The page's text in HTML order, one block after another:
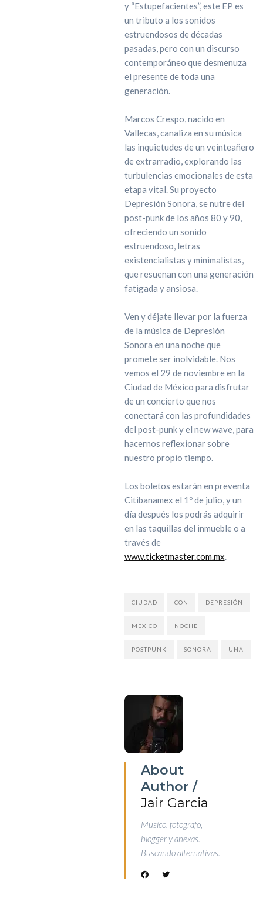
y “Estupefacientes”, este EP es
un tributo a los sonidos
estruendosos de décadas
pasadas, pero con un discurso
contemporáneo que desmenuza
el presente de toda una
generación.
Marcos Crespo, nacido en
Vallecas, canaliza en su música
las inquietudes de un veinteañero
de extrarradio, explorando las
turbulencias emocionales de esta
etapa vital. Su proyecto
Depresión Sonora, se nutre del
post-punk de los años 80 y 90,
ofreciendo un sonido
estruendoso, letras
existencialistas y minimalistas,
que resuenan con una generación
fatigada y ansiosa.
Ven y déjate llevar por la fuerza
de la música de Depresión
Sonora en una noche que
promete ser inolvidable. Nos
vemos el 29 de noviembre en la
Ciudad de México para disfrutar
de un concierto que nos
conectará con las profundidades
del post-punk y el new wave, para
hacernos reflexionar sobre
nuestro propio tiempo.
Los boletos estarán en preventa
Citibanamex el 1º de julio, y un
día después los podrás adquirir
en las taquillas del inmueble o a
través de
www.ticketmaster.com.mx.
CIUDAD CON DEPRESIÓN
MEXICO NOCHE
POSTPUNK SONORA UNA
About
Author /
Jair Garcia
Musico, fotografo,
blogger y anexas.
Buscando alternativas.